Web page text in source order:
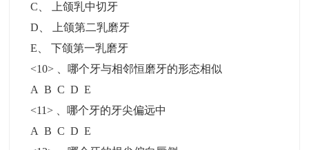
C
上颌乳中切牙
D
上颌第二乳磨牙
E 、下颌第一乳磨牙
<10> 、哪个牙与相邻恒磨牙的形态相似
A B C D E
<11> 、哪个牙的牙尖偏远中
A B C D E